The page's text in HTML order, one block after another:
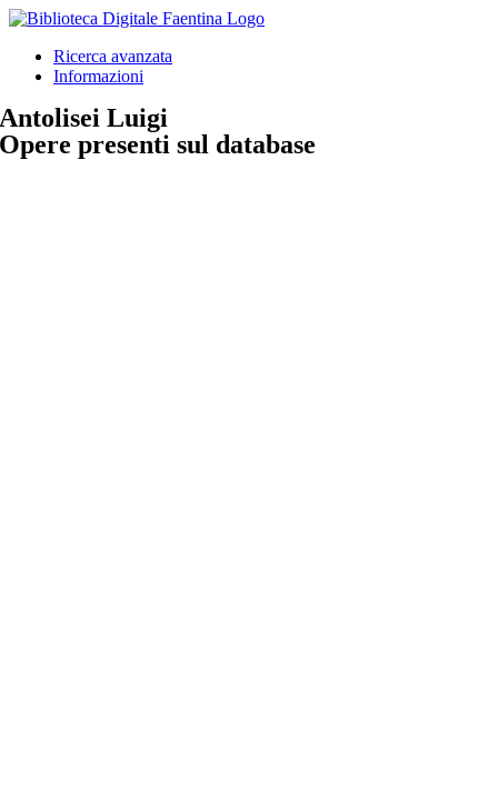
Salta
contenutoRicerca avanzata
Informazioni
Antolisei Luigi
Opere presenti sul database